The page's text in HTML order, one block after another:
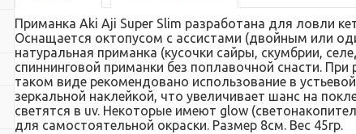
Приманка Aki Aji Super Slim разработана для ловли
Оснащается октопусом с ассистами (двойным или
натуральная приманка (кусочки сайры, скумбрии,
спиннинговой приманки без поплавочной снасти.
таком виде рекомендовано использование в
зеркальной наклейкой, что увеличивает шанс на
светятся в uv. Некоторые имеют glow
для самостоятельной окраски. Размер 8см. Вес 45гр.